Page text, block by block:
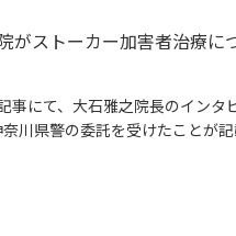
がストーカー加害者治療に
にて、大石雅之院長のインタ
川県警の委託を受けたことが記